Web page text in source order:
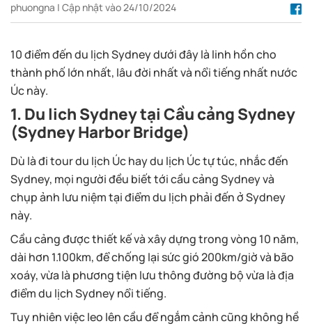
phuongna | Cập nhật vào 24/10/2024
10 điểm đến du lịch Sydney dưới đây là linh hồn cho
thành phố lớn nhất, lâu đời nhất và nổi tiếng nhất nước
Úc này.
1. Du lich Sydney tại Cầu cảng Sydney
(Sydney Harbor Bridge)
Dù là đi tour du lịch Úc hay du lịch Úc tự túc, nhắc đến
Sydney, mọi người đều biết tới cầu cảng Sydney và
chụp ảnh lưu niệm tại điểm du lịch phải đến ở Sydney
này.
Cầu cảng được thiết kế và xây dựng trong vòng 10 năm,
dài hơn 1.100km, để chống lại sức gió 200km/giờ và bão
xoáy, vừa là phương tiện lưu thông đường bộ vừa là địa
điểm du lịch Sydney nổi tiếng.
Tuy nhiên việc leo lên cầu để ngắm cảnh cũng không hề